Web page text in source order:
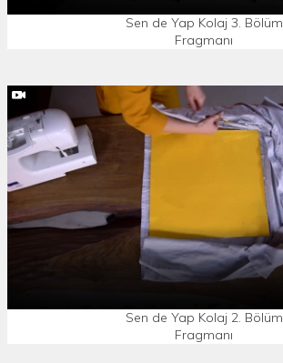
Sen de Yap Kolaj 3. Bölüm
Fragmanı
Sen de Yap Kolaj 2. Bölüm
Fragmanı